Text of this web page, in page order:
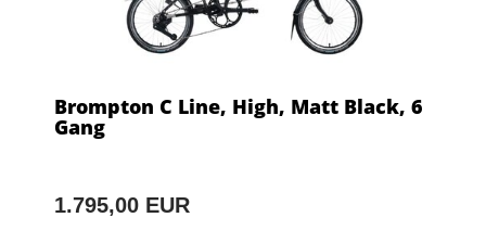
Brompton C Line, High, Matt Black, 6
Gang
1.795,00 EUR